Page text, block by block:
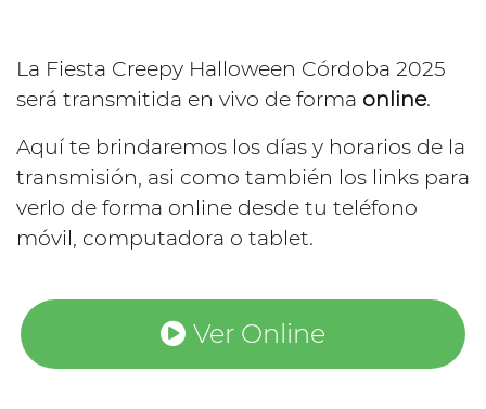
La Fiesta Creepy Halloween Córdoba 2025
será transmitida en vivo de forma online.
Aquí te brindaremos los días y horarios de la
transmisión, asi como también los links para
verlo de forma online desde tu teléfono
móvil, computadora o tablet.
Ver Online